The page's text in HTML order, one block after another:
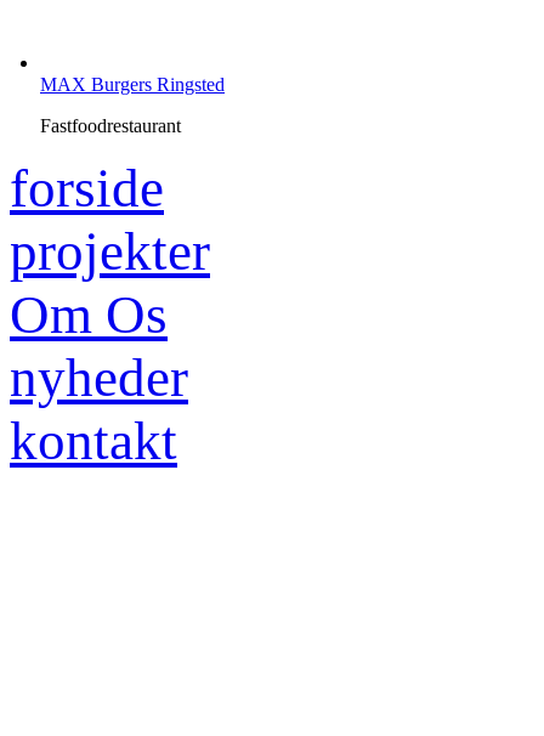
MAX Burgers Ringsted
Fastfoodrestaurant
forside
projekter
Om Os
nyheder
kontakt